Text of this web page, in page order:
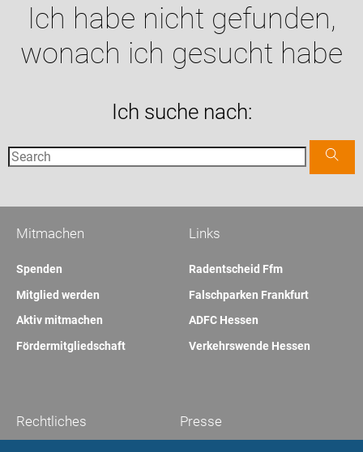
Ich habe nicht gefunden,
wonach ich gesucht habe
Ich suche nach:
Links
Radentscheid Ffm
Falschparken Frankfurt
ADFC Hessen
Verkehrswende Hessen
Mitmachen
Spenden
Mitglied werden
Aktiv mitmachen
Fördermitgliedschaft
Presse
Rechtliches